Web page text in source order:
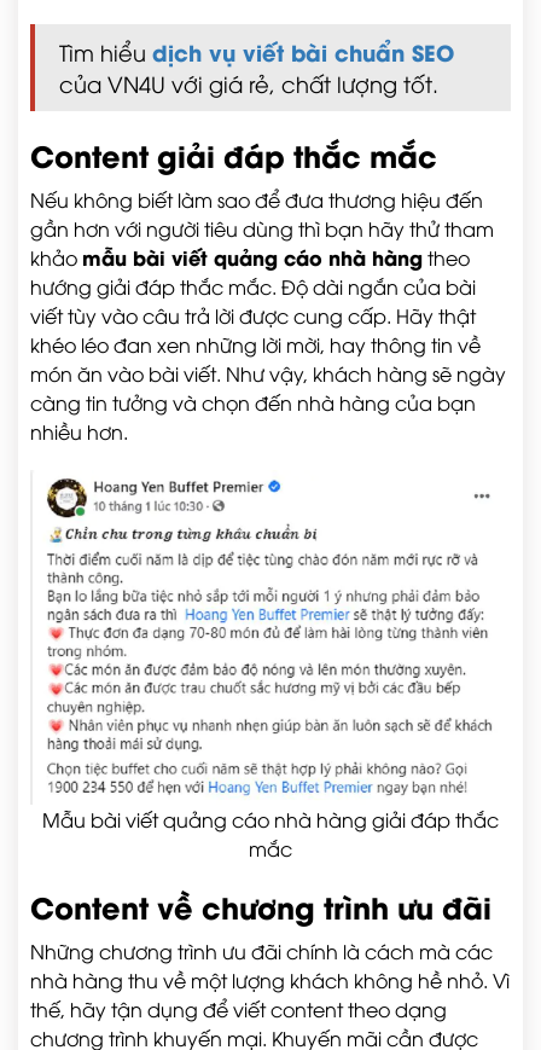
Tìm hiểu dịch vụ viết bài chuẩn SEO
của VN4U với giá rẻ, chất lượng tốt.
Content giải đáp thắc mắc
Nếu không biết làm sao để đưa thương hiệu đến
gần hơn với người tiêu dùng thì bạn hãy thử tham
khảo mẫu bài viết quảng cáo nhà hàngtheo
hướng giải đáp thắc mắc. Độ dài ngắn của bài
viết tùy vào câu trả lời được cung cấp. Hãy thật
khéo léo đan xen những lời mời, hay thông tin về
món ăn vào bài viết. Như vậy, khách hàng sẽ ngày
càng tin tưởng và chọn đến nhà hàng của bạn
nhiều hơn.
Mẫu bài viết quảng cáo nhà hàng giải đáp thắc
mắc
Content về chương trình ưu đãi
Những chương trình ưu đãi chính là cách mà các
nhà hàng thu về một lượng khách không hề nhỏ. Vì
thế, hãy tận dụng để viết content theo dạng
chương trình khuyến mại. Khuyến mãi cần được